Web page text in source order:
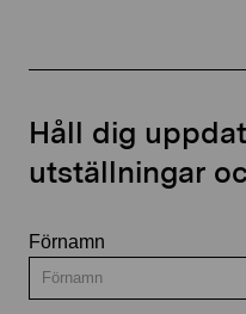
Håll dig
utställningar
Förnamn